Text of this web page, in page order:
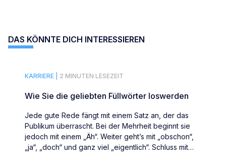
DAS KÖNNTE DICH INTERESSIEREN
KARRIERE | 2 MINUTEN LESEZEIT
Wie Sie die geliebten Füllwörter loswerden
Jede gute Rede fängt mit einem Satz an, der das
Publikum überrascht. Bei der Mehrheit beginnt sie
jedoch mit einem „Äh“. Weiter geht’s mit „obschon“,
„ja“, „doch“ und ganz viel „eigentlich“. Schluss mit